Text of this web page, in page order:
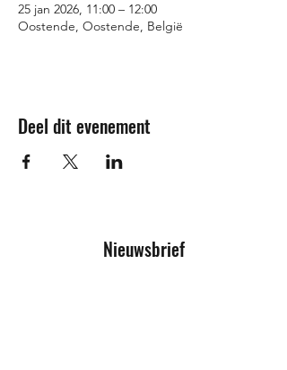
25 jan 2026, 11:00 – 12:00
Oostende, Oostende, België
Deel dit evenement
Nieuwsbrief